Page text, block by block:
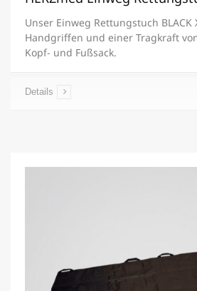
Unser Einweg Rettungstuch BLACK
Handgriffen und einer Tragkraft
Kopf- und Fußsack.
Details